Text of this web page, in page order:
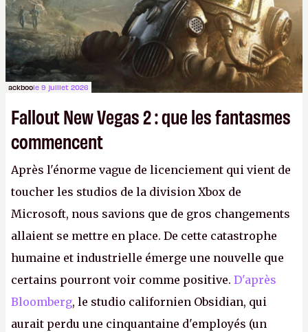
ackboole 9 juillet 2026
Fallout New Vegas 2 : que les fantasmes
commencent
Après l'énorme vague de licenciement qui vient de
toucher les studios de la division Xbox de
Microsoft, nous savions que de gros changements
allaient se mettre en place. De cette catastrophe
humaine et industrielle émerge une nouvelle que
certains pourront voir comme positive. D'après
Bloomberg, le studio californien Obsidian, qui
aurait perdu une cinquantaine d'employés (un